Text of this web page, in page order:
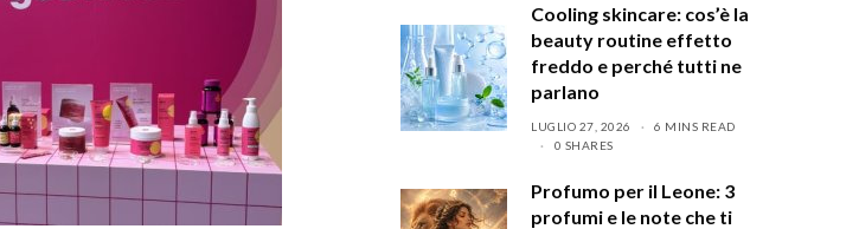
Cooling skincare: cos’è la
beauty routine effetto
freddo e perché tutti ne
parlano
LUGLIO 27, 2026
6 MINS READ
0 SHARES
Profumo per il Leone: 3
profumi e le note che ti